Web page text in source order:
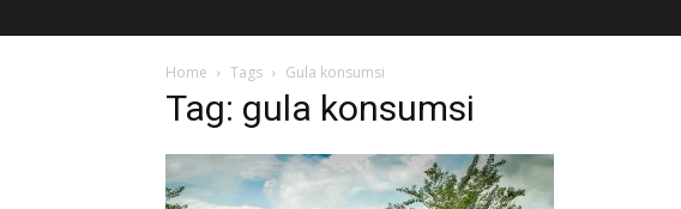
Home Tags Gula konsumsi
Tag: gula konsumsi